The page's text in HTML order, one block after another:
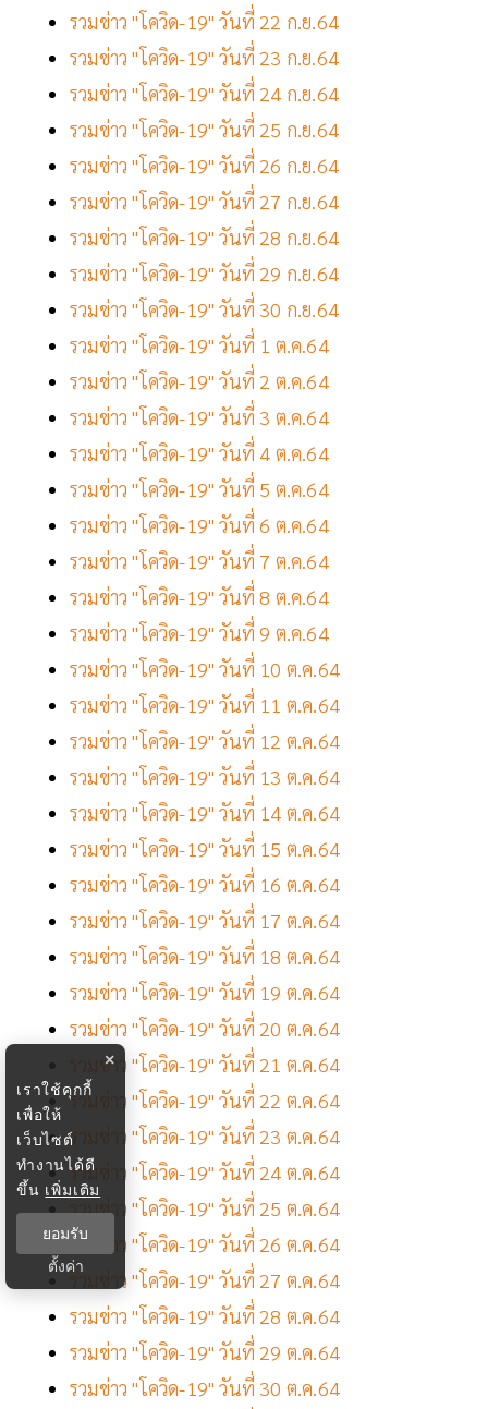
รวมข่าว "โควิด-19" วันที่ 22 ก.ย.64
รวมข่าว "โควิด-19" วันที่ 23 ก.ย.64
รวมข่าว "โควิด-19" วันที่ 24 ก.ย.64
รวมข่าว "โควิด-19" วันที่ 25 ก.ย.64
รวมข่าว "โควิด-19" วันที่ 26 ก.ย.64
รวมข่าว "โควิด-19" วันที่ 27 ก.ย.64
รวมข่าว "โควิด-19" วันที่ 28 ก.ย.64
รวมข่าว "โควิด-19" วันที่ 29 ก.ย.64
รวมข่าว "โควิด-19" วันที่ 30 ก.ย.64
รวมข่าว "โควิด-19" วันที่ 1 ต.ค.64
รวมข่าว "โควิด-19" วันที่ 2 ต.ค.64
รวมข่าว "โควิด-19" วันที่ 3 ต.ค.64
รวมข่าว "โควิด-19" วันที่ 4 ต.ค.64
รวมข่าว "โควิด-19" วันที่ 5 ต.ค.64
รวมข่าว "โควิด-19" วันที่ 6 ต.ค.64
รวมข่าว "โควิด-19" วันที่ 7 ต.ค.64
รวมข่าว "โควิด-19" วันที่ 8 ต.ค.64
รวมข่าว "โควิด-19" วันที่ 9 ต.ค.64
รวมข่าว "โควิด-19" วันที่ 10 ต.ค.64
รวมข่าว "โควิด-19" วันที่ 11 ต.ค.64
รวมข่าว "โควิด-19" วันที่ 12 ต.ค.64
รวมข่าว "โควิด-19" วันที่ 13 ต.ค.64
รวมข่าว "โควิด-19" วันที่ 14 ต.ค.64
รวมข่าว "โควิด-19" วันที่ 15 ต.ค.64
รวมข่าว "โควิด-19" วันที่ 16 ต.ค.64
รวมข่าว "โควิด-19" วันที่ 17 ต.ค.64
รวมข่าว "โควิด-19" วันที่ 18 ต.ค.64
รวมข่าว "โควิด-19" วันที่ 19 ต.ค.64
รวมข่าว "โควิด-19" วันที่ 20 ต.ค.64
รวมข่าว "โควิด-19" วันที่ 21 ต.ค.64
รวมข่าว "โควิด-19" วันที่ 22 ต.ค.64
รวมข่าว "โควิด-19" วันที่ 23 ต.ค.64
รวมข่าว "โควิด-19" วันที่ 24 ต.ค.64
รวมข่าว "โควิด-19" วันที่ 25 ต.ค.64
รวมข่าว "โควิด-19" วันที่ 26 ต.ค.64
รวมข่าว "โควิด-19" วันที่ 27 ต.ค.64
รวมข่าว "โควิด-19" วันที่ 28 ต.ค.64
รวมข่าว "โควิด-19" วันที่ 29 ต.ค.64
รวมข่าว "โควิด-19" วันที่ 30 ต.ค.64
×
เราใช้คุกกี้
เพื่อให้
เว็บไซต์
ทำงานได้ดี
ขึ้น เพิ่มเติม
ยอมรับ
ตั้งค่า